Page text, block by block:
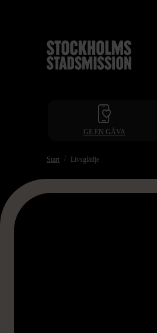
huvudinnehåll
GE EN GÅVA
Start Livsglädje